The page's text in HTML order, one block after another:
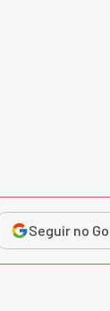
Seguir no